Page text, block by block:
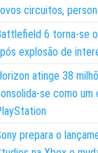
circuitos,
6 torna-se
explosão de
atinge 38
se como um
prepara o